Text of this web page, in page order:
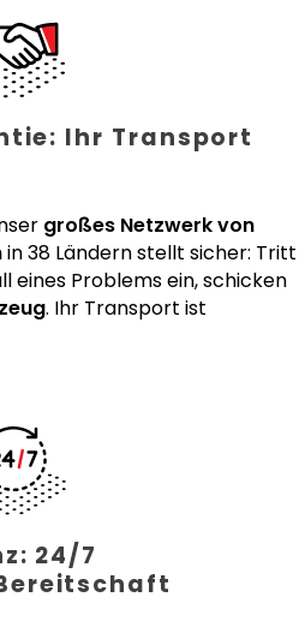
Ihr Transport
großes Netzwerk von
in 38 Ländern stellt sicher: Tritt
eines Problems ein, schicken
. Ihr Transport ist
24/7